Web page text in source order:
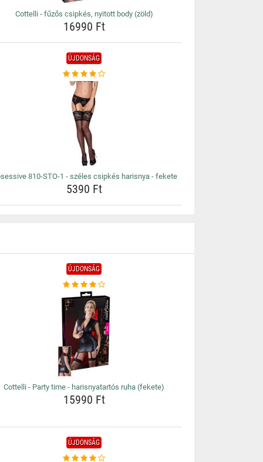
Cottelli - fűzős csipkés, nyitott body (zöld)
16990 Ft
ÚJDONSÁG
810-STO-1 - széles csipkés harisnya - fekete
5390 Ft
ÚJDONSÁG
Cottelli - Party time - harisnyatartós ruha (fekete)
15990 Ft
ÚJDONSÁG